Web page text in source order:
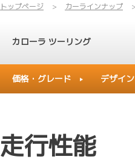
トップページ カーラインナップ
カローラ ツーリング
価格・グレード デザイン
走行性能